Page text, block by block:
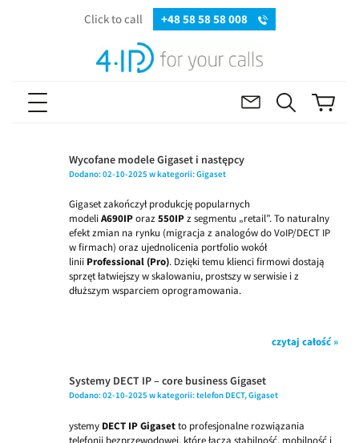
Click to call +48 58 58 58 008
Wycofane modele Gigaset i następcy
Dodano:02-10-2025 w kategorii:Gigaset
Gigaset zakończył produkcję popularnych
modeliA690IPoraz550IPz segmentu „retail”. To naturalny
efekt zmian na rynku (migracja z analogów do VoIP/DECT IP
w firmach) oraz ujednolicenia portfolio wokół
linii Professional (Pro). Dzięki temu klienci firmowi dostają
sprzęt łatwiejszy w skalowaniu, prostszy w serwisie i z
dłuższym wsparciem oprogramowania.
czytaj całość »
Systemy DECT IP – core business Gigaset
Dodano:02-10-2025 w kategorii:telefon DECT,Gigaset
ystemy DECT IP Gigasetto profesjonalne rozwiązania
telefonii bezprzewodowej, które łączą stabilność, mobilność i